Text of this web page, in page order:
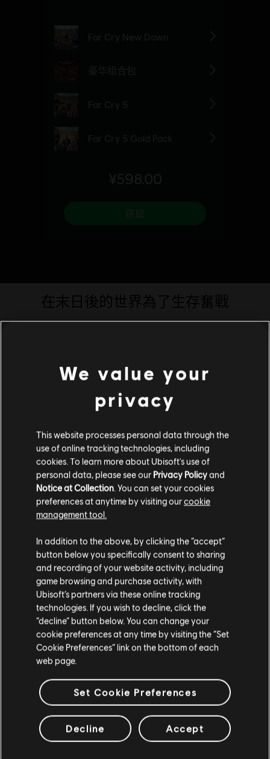
您是简体中文用户？
请您访问我们的简体中文商店来完成购买
留在此商店
重新选择您的商店
We value your
privacy
This website processes personal data through the
use of online tracking technologies, including
cookies. To learn more about Ubisoft's use of
personal data, please see our Privacy Policyand
Notice at Collection. You can set your cookies
preferences at anytime by visiting ourcookie
management tool.
In addition to the above, by clicking the “accept”
button below you specifically consent to sharing
and recording of your website activity, including
game browsing and purchase activity, with
Ubisoft’s partners via these online tracking
technologies. If you wish to decline, click the
“decline” button below. You can change your
cookie preferences at any time by visiting the “Set
Cookie Preferences” link on the bottom of each
web page.
Set Cookie Preferences
Decline Accept